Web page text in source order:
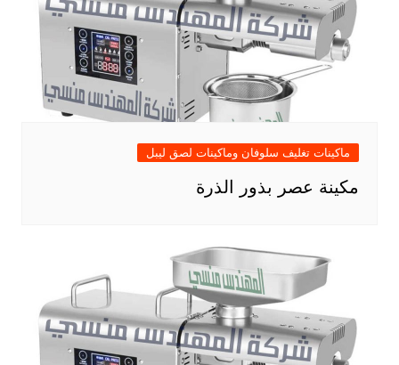
ماكينات تغليف سلوفان وماكينات لصق ليبل
مكينة عصر بذور الذرة